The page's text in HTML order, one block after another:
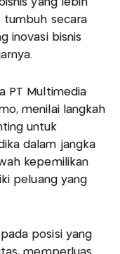
yang lebih
secara
inovasi bisnis
PT Multimedia
menilai langkah
untuk
dalam jangka
kepemilikan
peluang yang
posisi yang